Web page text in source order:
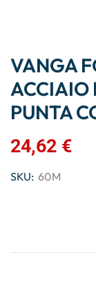
VANGA
ACCIAIO
PUNTA
24,62 €
SKU: 60M